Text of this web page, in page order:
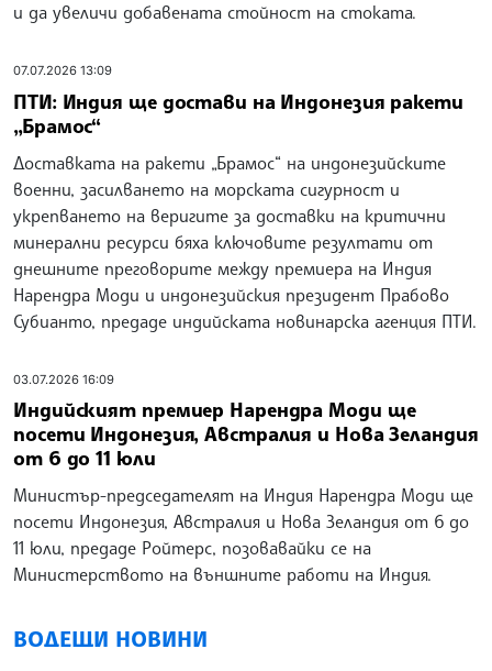
и да увеличи добавената стойност на стоката.
07.07.2026 13:09
ПТИ: Индия ще достави на Индонезия ракети
„Брамос“
Доставката на ракети „Брамос“ на индонезийските
военни, засилването на морската сигурност и
укрепването на веригите за доставки на критични
минерални ресурси бяха ключовите резултати от
днешните преговорите между премиера на Индия
Нарендра Моди и индонезийския президент Прабово
Субианто, предаде индийската новинарска агенция ПТИ.
03.07.2026 16:09
Индийският премиер Нарендра Моди ще
посети Индонезия, Австралия и Нова Зеландия
от 6 до 11 юли
Министър-председателят на Индия Нарендра Моди ще
посети Индонезия, Австралия и Нова Зеландия от 6 до
11 юли, предаде Ройтерс, позовавайки се на
Министерството на външните работи на Индия.
ВОДЕЩИ НОВИНИ